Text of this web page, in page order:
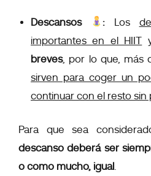
Descansos : Los
importantes en el HIIT
breves, por lo que, más
sirven para coger un
continuar con el resto sin
Para que sea
descanso deberá ser
o como mucho, igual.